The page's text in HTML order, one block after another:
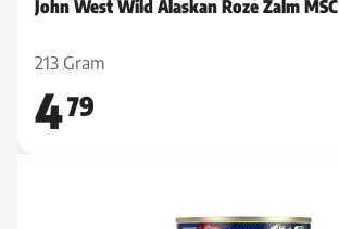
John West Wild Alaskan Roze Zalm MSC
213 Gram
479